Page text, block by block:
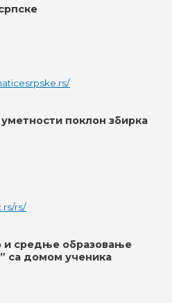
поклон збирка
rs/
и средње образовање
са домом ученика